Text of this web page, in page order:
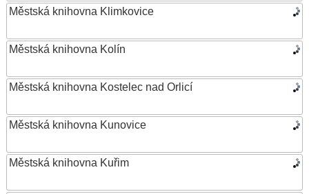
Městská knihovna Klimkovice
Městská knihovna Kolín
Městská knihovna Kostelec nad Orlicí
Městská knihovna Kunovice
Městská knihovna Kuřim